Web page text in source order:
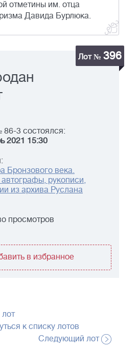
отметины им. отца
Давида Бурлюка.
Лот № 396
3 состоялся:
2021 15:30
Бронзового века.
рукописи,
из архива Руслана
просмотров
в избранное
к списку лотов
Следующий лот